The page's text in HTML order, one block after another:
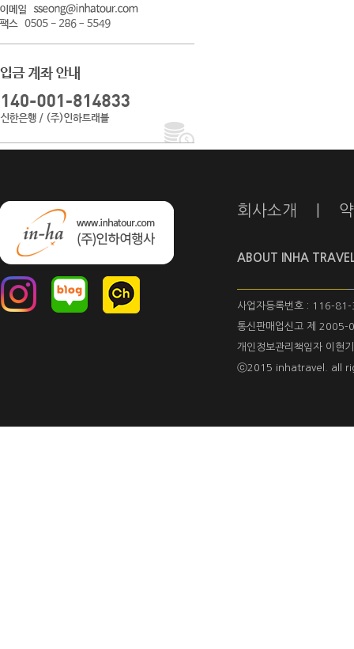
회사소개
ABOUT INHA
사업자등록번호 : 116-
통신판매업신고 제 2005-
개인정보관리책임자 이현기
ⓒ2015 inhatravel. all